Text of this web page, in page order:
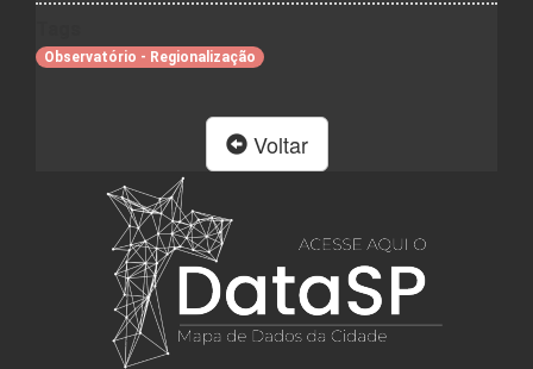
Observatório - Regionalização
Voltar